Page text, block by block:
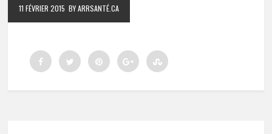
11 FÉVRIER 2015 BY ARRSANTÉ.CA